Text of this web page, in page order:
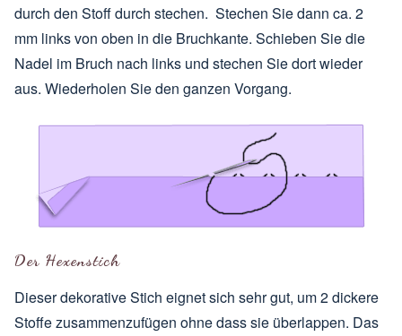
durch den Stoff durch stechen. Stechen Sie dann ca. 2
mm links von oben in die Bruchkante. Schieben Sie die
Nadel im Bruch nach links und stechen Sie dort wieder
aus. Wiederholen Sie den ganzen Vorgang.
Der Hexenstich
Dieser dekorative Stich eignet sich sehr gut, um 2 dickere
Stoffe zusammenzufügen ohne dass sie überlappen. Das